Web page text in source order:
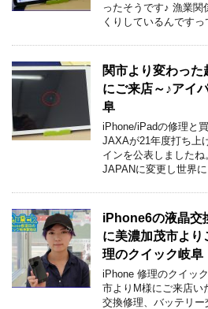
ったそうです♪ 漁業関
くりしているんです
関市より変わっ
にご来店～♪アイ
阜
iPhone/iPadの修理と
JAXAが21年度打ち上
インを公表しました
JAPANに変更し世界
iPhone6の液晶交
に美濃加茂市よ
理のクイック岐阜
iPhone 修理のクイッ
市よりM様にご来店い
交換修理、バッテリ